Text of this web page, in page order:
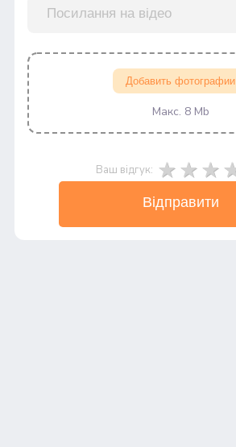
Добавить фотографии
Макс. 8 Mb
Ваш відгук:
Відправити